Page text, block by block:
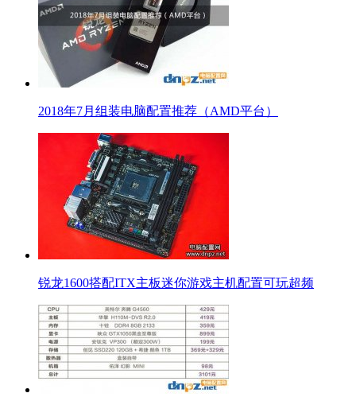
2018年7月组装电脑配置推荐（AMD平台）
锐龙1600搭配ITX主板迷你游戏主机配置可玩超频